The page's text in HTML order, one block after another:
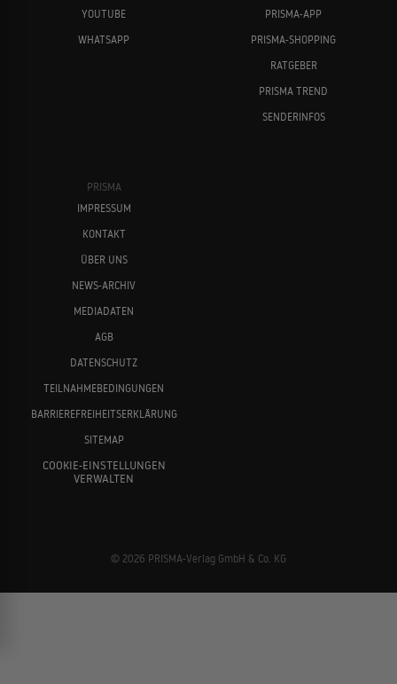
YOUTUBE
WHATSAPP
PRISMA-APP
PRISMA-SHOPPING
RATGEBER
PRISMA TREND
SENDERINFOS
PRISMA
IMPRESSUM
KONTAKT
ÜBER UNS
NEWS-ARCHIV
MEDIADATEN
AGB
DATENSCHUTZ
TEILNAHMEBEDINGUNGEN
BARRIEREFREIHEITSERKLÄRUNG
SITEMAP
COOKIE-EINSTELLUNGEN
VERWALTEN
© 2026 PRISMA-Verlag GmbH & Co. KG